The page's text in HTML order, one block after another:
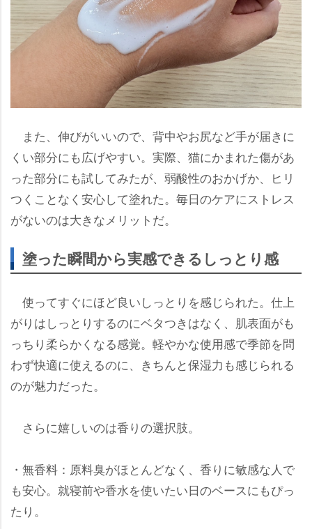
また、伸びがいいので、背中やお尻など手が届きに
くい部分にも広げやすい。実際、猫にかまれた傷があ
った部分にも試してみたが、弱酸性のおかげか、ヒリ
つくことなく安心して塗れた。毎日のケアにストレス
がないのは大きなメリットだ。
塗った瞬間から実感できるしっとり感
使ってすぐにほど良いしっとりを感じられた。仕上
がりはしっとりするのにベタつきはなく、肌表面がも
っちり柔らかくなる感覚。軽やかな使用感で季節を問
わず快適に使えるのに、きちんと保湿力も感じられる
のが魅力だった。
さらに嬉しいのは香りの選択肢。
・無香料：原料臭がほとんどなく、香りに敏感な人で
も安心。就寝前や香水を使いたい日のベースにもぴっ
たり。